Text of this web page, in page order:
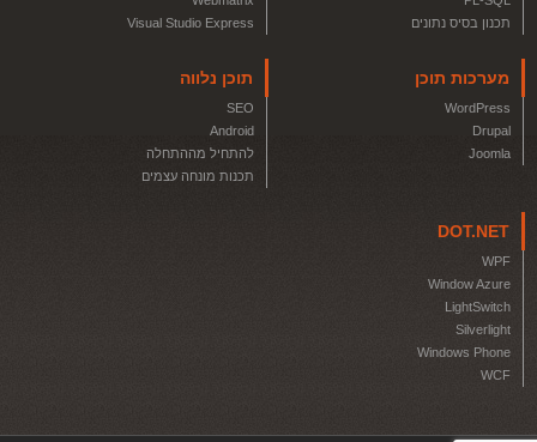
תכנון בסיס נתונים
Visual Studio Express
מערכות תוכן
WordPress
Drupal
Joomla
תוכן נלווה
SEO
Android
להתחיל מההתחלה
תכנות מונחה עצמים
DOT.NET
WPF
Window Azure
LightSwitch
Silverlight
Windows Phone
WCF